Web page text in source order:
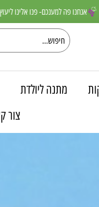
אנחנו פה שאסור לפספס
מתנה ליולדת
צור